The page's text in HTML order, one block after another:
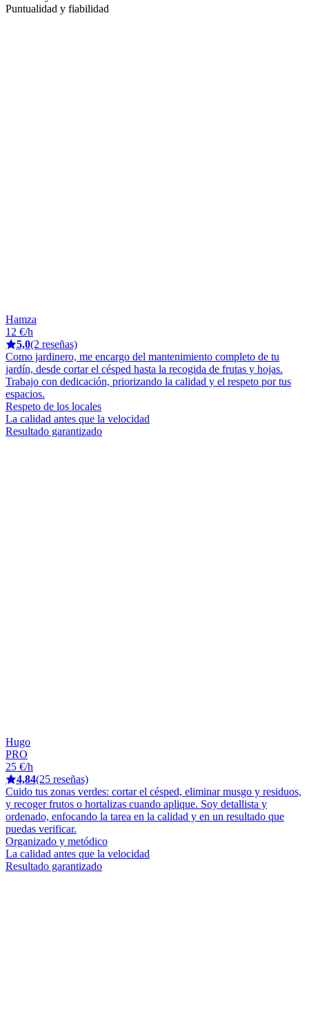
Puntualidad y fiabilidad
Hamza
12 €/h
5,0(2 reseñas)
Como jardinero, me encargo del mantenimiento completo de tu
jardín, desde cortar el césped hasta la recogida de frutas y hojas.
Trabajo con dedicación, priorizando la calidad y el respeto por tus
espacios.
Respeto de los locales
La calidad antes que la velocidad
Resultado garantizado
Hugo
PRO
25 €/h
4,84(25 reseñas)
Cuido tus zonas verdes: cortar el césped, eliminar musgo y residuos,
y recoger frutos o hortalizas cuando aplique. Soy detallista y
ordenado, enfocando la tarea en la calidad y en un resultado que
puedas verificar.
Organizado y metódico
La calidad antes que la velocidad
Resultado garantizado